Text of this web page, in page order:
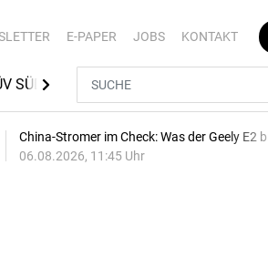
E-PAPER JOBS KONTAKT
SÜD MEDIATHEK
China-Stromer im Check: Was der Geely E2
06.08.2026, 11:45 Uhr